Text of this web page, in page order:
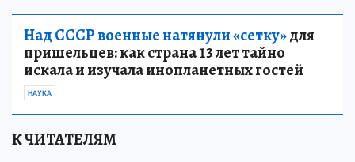
Над СССР военные натянули «сетку»для
пришельцев: как страна 13 лет тайно
искала и изучала инопланетных гостей
НАУКА
К ЧИТАТЕЛЯМ